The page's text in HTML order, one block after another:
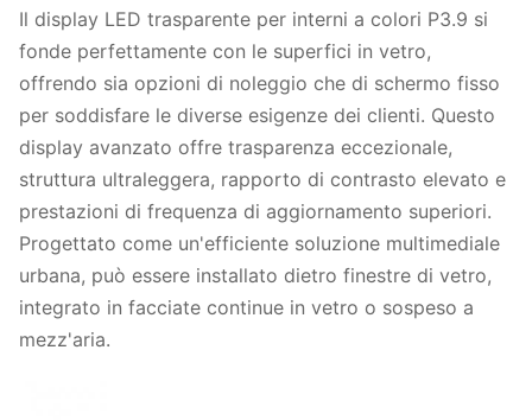
Il display LED trasparente per interni a colori P3.9 si
fonde perfettamente con le superfici in vetro,
offrendo sia opzioni di noleggio che di schermo fisso
per soddisfare le diverse esigenze dei clienti. Questo
display avanzato offre trasparenza eccezionale,
struttura ultraleggera, rapporto di contrasto elevato e
prestazioni di frequenza di aggiornamento superiori.
Progettato come un'efficiente soluzione multimediale
urbana, può essere installato dietro finestre di vetro,
integrato in facciate continue in vetro o sospeso a
mezz'aria.